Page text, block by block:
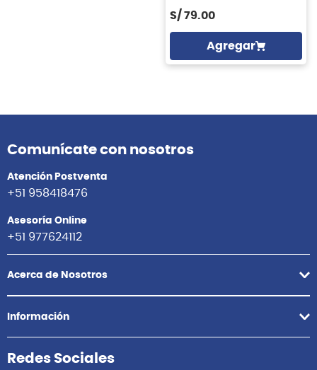
S/ 79.00
Agregar
Comunícate con nosotros
Atención Postventa
+51 958418476
Asesoría Online
+51 977624112
Acerca de Nosotros
Información
Redes Sociales